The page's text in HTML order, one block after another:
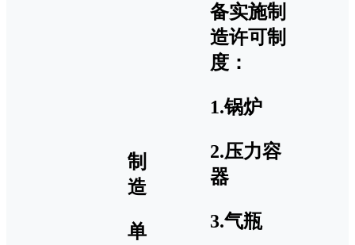
制
造
单
备实施制
造许可制
度：
1.锅炉
2.压力容
器
3.气瓶